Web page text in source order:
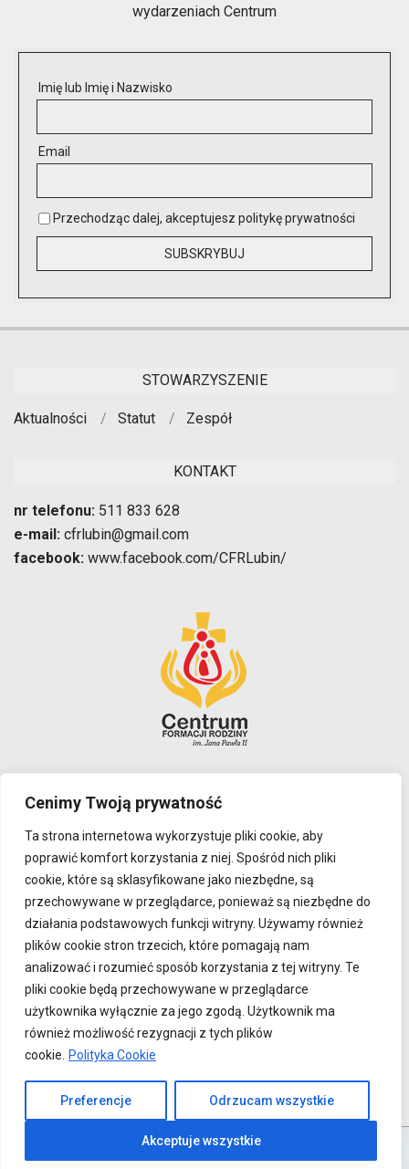
Cenimy Twoją prywatność
Ta strona internetowa wykorzystuje pliki cookie, aby
poprawić komfort korzystania z niej. Spośród nich pliki
cookie, które są sklasyfikowane jako niezbędne, są
przechowywane w przeglądarce, ponieważ są niezbędne do
działania podstawowych funkcji witryny. Używamy również
plików cookie stron trzecich, które pomagają nam
analizować i rozumieć sposób korzystania z tej witryny. Te
pliki cookie będą przechowywane w przeglądarce
użytkownika wyłącznie za jego zgodą. Użytkownik ma
również możliwość rezygnacji z tych plików
cookie.
Polityka Cookie
Preferencje Odrzucam wszystkie
Akceptuje wszystkie
wydarzeniach Centrum
Imię lub Imię i Nazwisko
Email
Przechodząc dalej, akceptujesz politykę prywatności
STOWARZYSZENIE
Aktualności Statut Zespół
KONTAKT
nr telefonu: 511 833 628
e-mail: cfrlubin@gmail.com
facebook: www.facebook.com/CFRLubin/
ADRES
Adres: Centrum Formacji Rodziny im. Jana Pawła II
ul. Jana Pawła II 58
59-300 Lubin
KRS 0000779047
NIP 692 25 20 604
REGON 382934838
Konto: 59 1090 2082 0000 0001 4228 9273
Nevark . Powered by